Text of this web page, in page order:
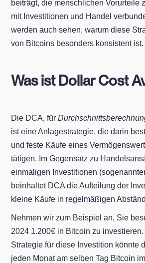
beiträgt, die menschlichen Vorurteile
mit Investitionen und Handel
werden auch sehen, warum diese
von Bitcoins besonders konsistent ist.
Was ist Dollar Cost
Die DCA, für
ist eine Anlagestrategie, die darin
und feste Käufe eines
tätigen. Im Gegensatz zu
einmaligen Investitionen
beinhaltet DCA die Aufteilung der
kleine Käufe in regelmäßigen
Nehmen wir zum Beispiel an, Sie
2024 1.200€ in Bitcoin zu
Strategie für diese Investition könnte
jeden Monat am selben Tag Bitcoin